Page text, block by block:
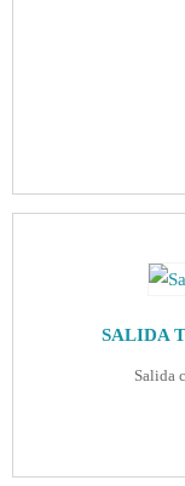
SALIDA
Salida